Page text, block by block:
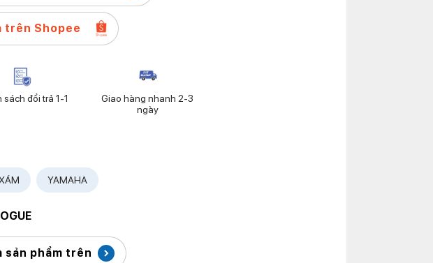
trên Shopee
sách đổi trả 1-1
Giao hàng nhanh 2-3
ngày
YAMAHA
sản phẩm trên